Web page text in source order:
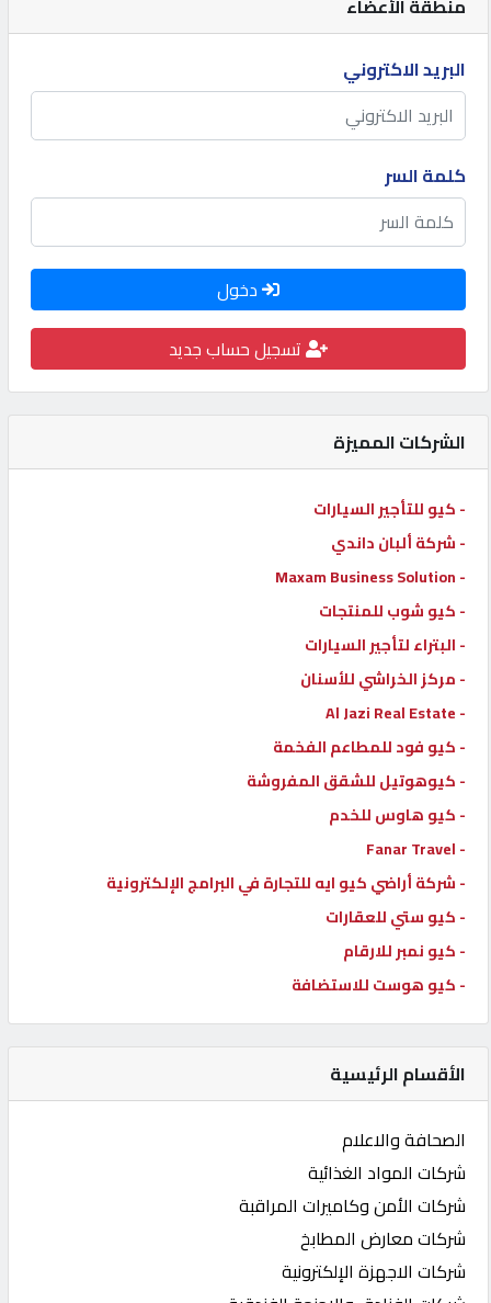
المنتدى
كيو
مزاد
كيو
نمبر
كارز
كيو
ماركت
الدليل
القطري
POWERED
QHOST
البريد الاكتروني
كلمة السر
دخول
تسجيل حساب جديد
الشركات المميزة
- كيو للتأجير السيارات
- شركة ألبان داندي
- Maxam Business Solution
- كيو شوب للمنتجات
- البتراء لتأجير السيارات
- مركز الخراشي للأسنان
- Al Jazi Real Estate
- كيو فود للمطاعم الفخمة
- كيوهوتيل للشقق المفروشة
- كيو هاوس للخدم
- Fanar Travel
- شركة أراضي كيو ايه للتجارة في البرامج الإلكترونية
- كيو ستي للعقارات
- كيو نمبر للارقام
- كيو هوست للاستضافة
الأقسام الرئيسية
الصحافة والاعلام
شركات المواد الغذائية
شركات الأمن وكاميرات المراقبة
شركات معارض المطابخ
شركات الاجهزة الإلكترونية